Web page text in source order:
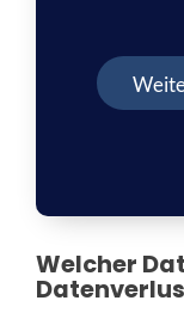
Welcher